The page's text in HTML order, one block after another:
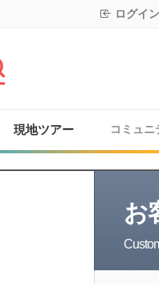
ログイン
現地ツアー コミュニ
お